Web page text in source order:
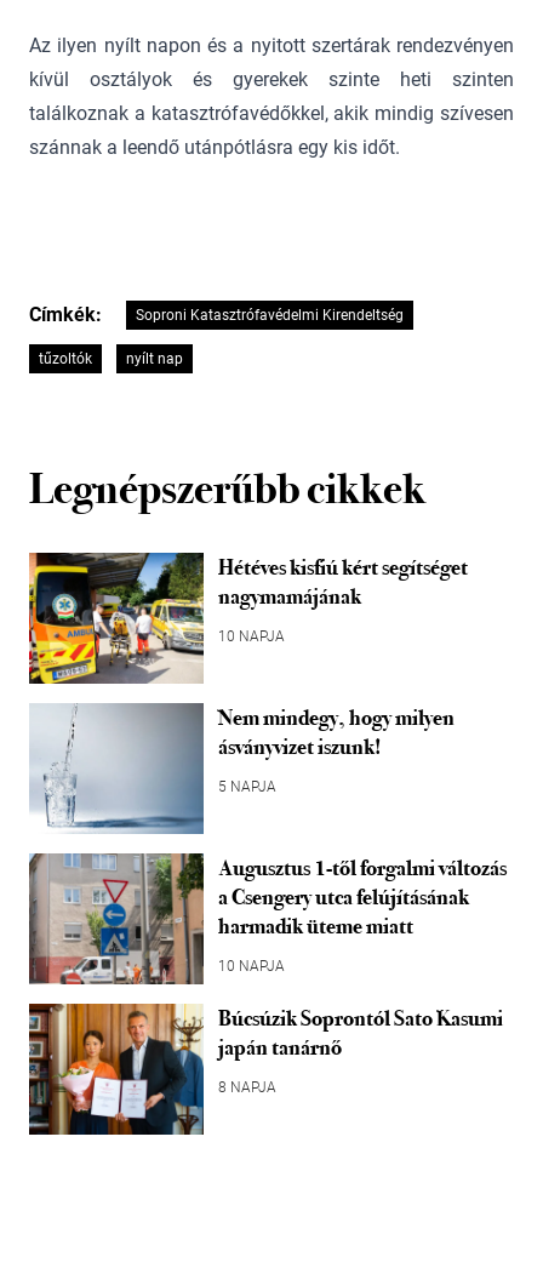
Az ilyen nyílt napon és a nyitott szertárak rendezvényen
kívül osztályok és gyerekek szinte heti szinten
találkoznak a katasztrófavédőkkel, akik mindig szívesen
szánnak a leendő utánpótlásra egy kis időt.
Címkék: Soproni Katasztrófavédelmi Kirendeltség
tűzoltók nyílt nap
Legnépszerűbb cikkek
Hétéves kisfiú kért segítséget
nagymamájának
10 NAPJA
Nem mindegy, hogy milyen
ásványvizet iszunk!
5 NAPJA
Augusztus 1-től forgalmi változás
a Csengery utca felújításának
harmadik üteme miatt
10 NAPJA
Búcsúzik Soprontól Sato Kasumi
japán tanárnő
8 NAPJA